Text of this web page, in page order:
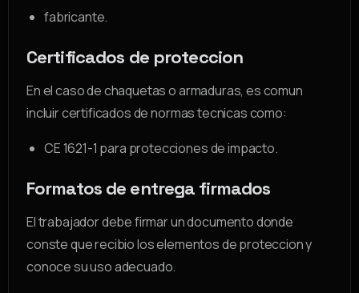
fabricante.
Certificados de proteccion
En el caso de chaquetas o armaduras, es comun
incluir certificados de normas tecnicas como:
CE 1621-1 para protecciones de impacto.
Formatos de entrega firmados
El trabajador debe firmar un documento donde
conste que recibio los elementos de proteccion y
conoce su uso adecuado.